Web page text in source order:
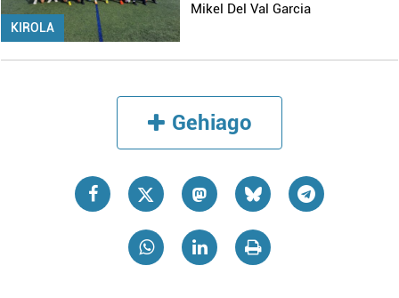
KIROLA
Mikel Del Val Garcia
Gehiago